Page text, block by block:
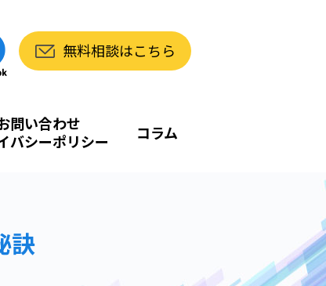
無料相談はこちら
問い合わせ
バシーポリシー
コラム
訣